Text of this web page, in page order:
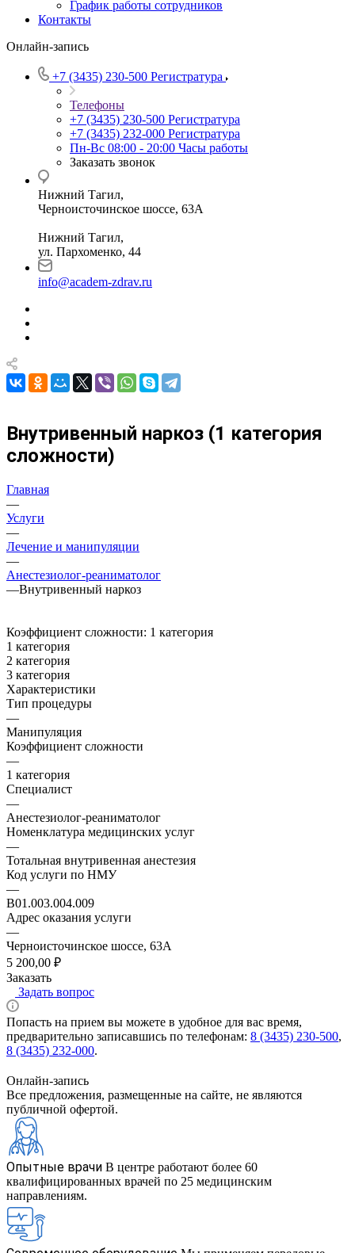
График работы сотрудников
Контакты
Онлайн-запись
+7 (3435) 230-500 Регистратура
Телефоны
+7 (3435) 230-500 Регистратура
+7 (3435) 232-000 Регистратура
Пн-Вс 08:00 - 20:00 Часы работы
Заказать звонок
Нижний Тагил,
Черноисточинское шоссе, 63А
Нижний Тагил,
ул. Пархоменко, 44
info@academ-zdrav.ru
Внутривенный наркоз (1 категория
сложности)
Главная
—
Услуги
—
Лечение и манипуляции
—
Анестезиолог-реаниматолог
—Внутривенный наркоз
Коэффициент сложности: 1 категория
1 категория
2 категория
3 категория
Характеристики
Тип процедуры
—
Манипуляция
Коэффициент сложности
—
1 категория
Специалист
—
Анестезиолог-реаниматолог
Номенклатура медицинских услуг
—
Тотальная внутривенная анестезия
Код услуги по НМУ
—
B01.003.004.009
Адрес оказания услуги
—
Черноисточинское шоссе, 63А
5 200,00 ₽
Заказать
Задать вопрос
Попасть на прием вы можете в удобное для вас время,
предварительно записавшись по телефонам: 8 (3435) 230-500,
8 (3435) 232-000.
Онлайн-запись
Все предложения, размещенные на сайте, не являются
публичной офертой.
Опытные врачи В центре работают более 60
квалифицированных врачей по 25 медицинским
направлениям.